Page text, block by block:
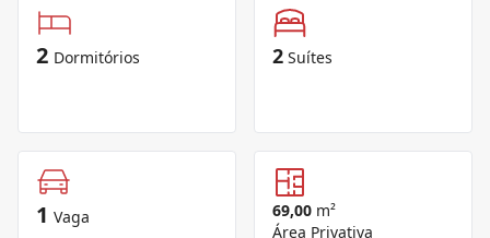
2 Dormitórios 2 Suítes
1 Vaga 69,00 m²
Área Privativa